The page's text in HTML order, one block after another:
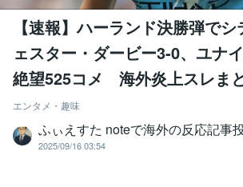
【速報】ハーランド決勝弾で
ェスター・ダービー3-0、ユナ
絶望525コメ 海外炎上スレま
エンタメ・趣味
ふぃえすた noteで海外の反応記事
2025/09/16 03:54